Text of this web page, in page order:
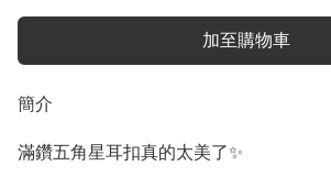
加至購物車
簡介
滿鑽五角星耳扣真的太美了✨